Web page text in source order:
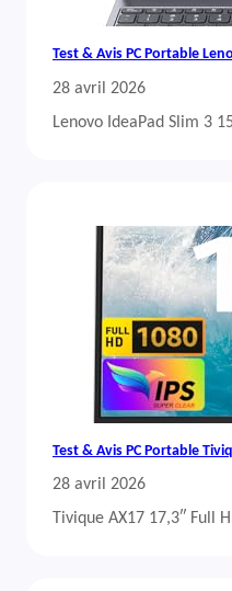
Test & Avis PC Portable
28 avril 2026
Lenovo IdeaPad Slim 3
Test & Avis PC Portable
28 avril 2026
Tivique AX17 17,3″